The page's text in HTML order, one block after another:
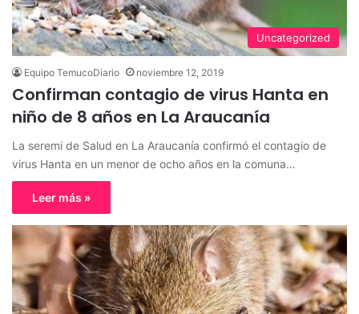
Uncategorized
Equipo TemucoDiario noviembre 12, 2019
Confirman contagio de virus Hanta en
niño de 8 años en La Araucanía
La seremi de Salud en La Araucanía confirmó el contagio de
virus Hanta en un menor de ocho años en la comuna…
Leer más »